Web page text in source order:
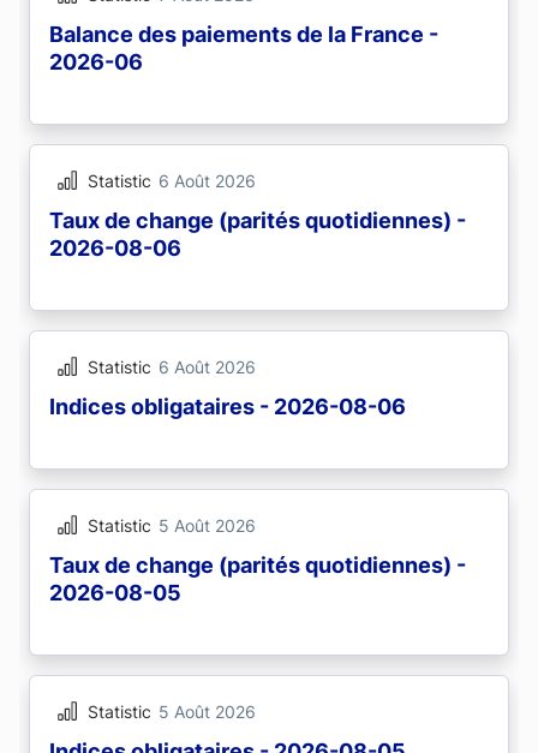
Balance des paiements de la France -
2026-06
Statistic 6 Août 2026
Taux de change (parités quotidiennes) -
2026-08-06
Statistic 6 Août 2026
Indices obligataires - 2026-08-06
Statistic 5 Août 2026
Taux de change (parités quotidiennes) -
2026-08-05
Statistic 5 Août 2026